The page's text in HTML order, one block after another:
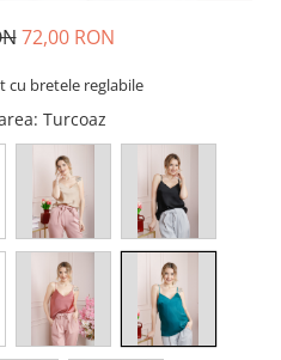
72,00 RON
cu bretele reglabile
: Turcoaz